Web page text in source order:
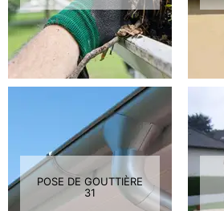
POSE DE GOUTTIÈRE
31